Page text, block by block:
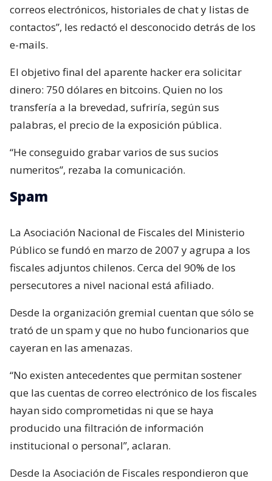
correos electrónicos, historiales de chat y listas de
contactos”, les redactó el desconocido detrás de los
e-mails.
El objetivo final del aparente hacker era solicitar
dinero: 750 dólares en bitcoins. Quien no los
transfería a la brevedad, sufriría, según sus
palabras, el precio de la exposición pública.
“He conseguido grabar varios de sus sucios
numeritos”, rezaba la comunicación.
Spam
La Asociación Nacional de Fiscales del Ministerio
Público se fundó en marzo de 2007 y agrupa a los
fiscales adjuntos chilenos. Cerca del 90% de los
persecutores a nivel nacional está afiliado.
Desde la organización gremial cuentan que sólo se
trató de un spam y que no hubo funcionarios que
cayeran en las amenazas.
“No existen antecedentes que permitan sostener
que las cuentas de correo electrónico de los fiscales
hayan sido comprometidas ni que se haya
producido una filtración de información
institucional o personal”, aclaran.
Desde la Asociación de Fiscales respondieron que